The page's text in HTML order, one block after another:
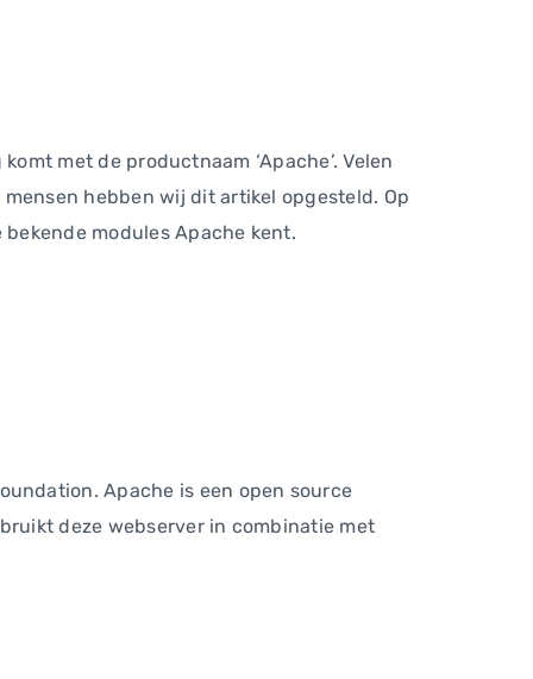
met de productnaam ‘Apache’. Velen
hebben wij dit artikel opgesteld. Op
modules Apache kent.
Apache is een open source
deze webserver in combinatie met